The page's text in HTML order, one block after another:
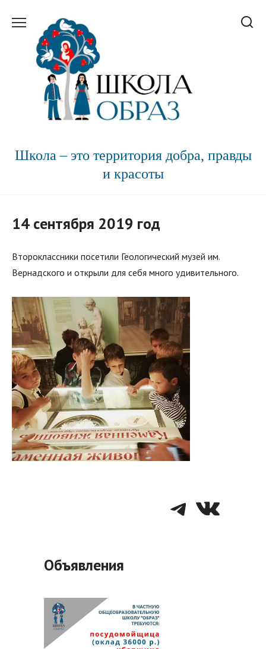
содержанию
Школа – это территория добра, правды
и красоты
14 сентября 2019 год
Второклассники посетили Геологический музей им.
Вернадского и открыли для себя много удивительного.
VK
Объявления